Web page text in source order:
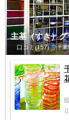
主基（すき）
口コミ(157) 千葉